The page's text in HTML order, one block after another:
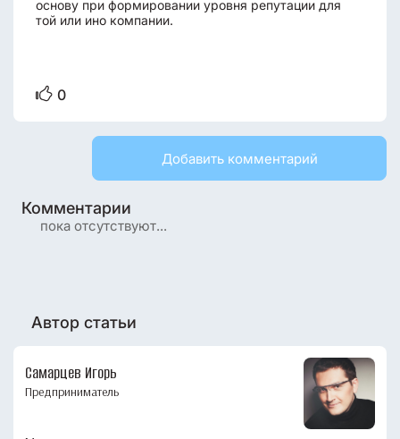
основу при формировании уровня репутации для
той или ино компании.
0
Добавить комментарий
Комментарии
пока отсутствуют...
Автор статьи
Самарцев Игорь
Предприниматель